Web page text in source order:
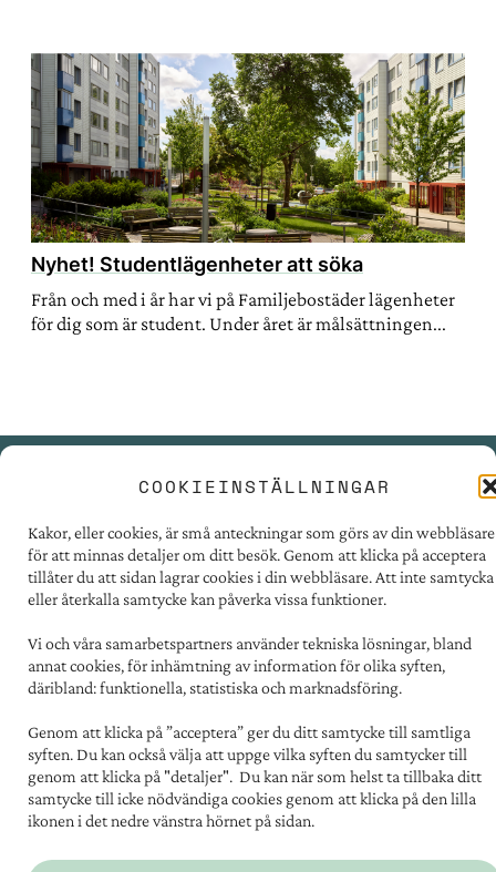
COOKIEINSTÄLLNINGAR
Kakor, eller cookies, är små anteckningar som görs av din webbläsare
för att minnas detaljer om ditt besök. Genom att klicka på acceptera
tillåter du att sidan lagrar cookies i din webbläsare. Att inte samtycka
eller återkalla samtycke kan påverka vissa funktioner.
Vi och våra samarbetspartners använder tekniska lösningar, bland
annat cookies, för inhämtning av information för olika syften,
däribland: funktionella, statistiska och marknadsföring.
Genom att klicka på ”acceptera” ger du ditt samtycke till samtliga
syften. Du kan också välja att uppge vilka syften du samtycker till
genom att klicka på "detaljer". Du kan när som helst ta tillbaka ditt
samtycke till icke nödvändiga cookies genom att klicka på den lilla
ikonen i det nedre vänstra hörnet på sidan.
Nyhet! Studentlägenheter att söka
Från och med i år har vi på Familjebostäder lägenheter
för dig som är student. Under året är målsättningen...
TILLGÄNGLIGHET
FÖR LEVERANTÖRER
PERSONUPPGIFTER
OM COOKIES
Kontakt:
Postadress:
Familjebostäder i Göteborg
Box 5151, 402 26 Göteborg
Besöksadress: